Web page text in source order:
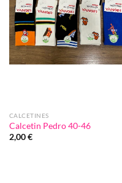
CALCETINES
Calcetin Pedro 40-46
2,00€